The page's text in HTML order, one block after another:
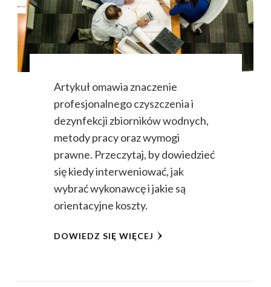
Artykuł omawia znaczenie
profesjonalnego czyszczenia i
dezynfekcji zbiorników wodnych,
metody pracy oraz wymogi
prawne. Przeczytaj, by dowiedzieć
się kiedy interweniować, jak
wybrać wykonawcę i jakie są
orientacyjne koszty.
DOWIEDZ SIĘ WIĘCEJ